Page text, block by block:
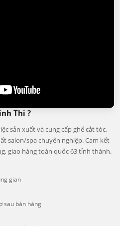
Thi ?
sản xuất và cung cấp ghế cắt tóc,
salon/spa chuyên nghiệp. Cam kết
giao hàng toàn quốc 63 tỉnh thành.
gian
sau bán hàng